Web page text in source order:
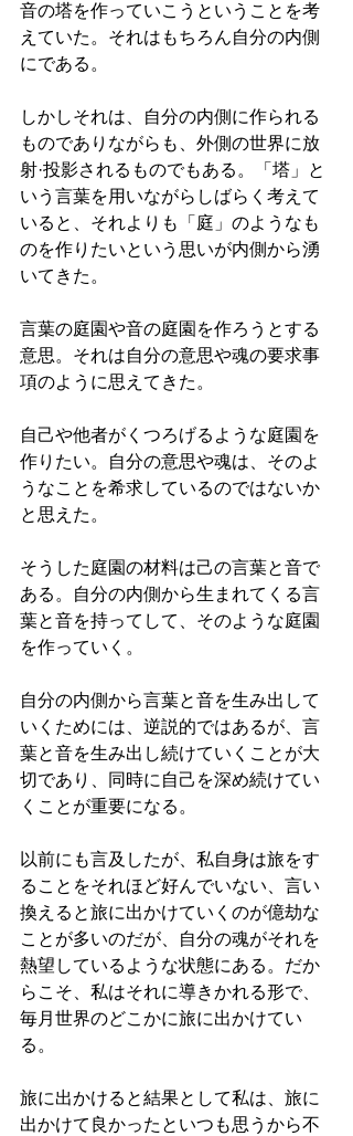
音の塔を作っていこうということを考
えていた。それはもちろん自分の内側
にである。
しかしそれは、自分の内側に作られる
ものでありながらも、外側の世界に放
射·投影されるものでもある。「塔」と
いう言葉を用いながらしばらく考えて
いると、それよりも「庭」のようなも
のを作りたいという思いが内側から湧
いてきた。
言葉の庭園や音の庭園を作ろうとする
意思。それは自分の意思や魂の要求事
項のように思えてきた。
自己や他者がくつろげるような庭園を
作りたい。自分の意思や魂は、そのよ
うなことを希求しているのではないか
と思えた。
そうした庭園の材料は己の言葉と音で
ある。自分の内側から生まれてくる言
葉と音を持ってして、そのような庭園
を作っていく。
自分の内側から言葉と音を生み出して
いくためには、逆説的ではあるが、言
葉と音を生み出し続けていくことが大
切であり、同時に自己を深め続けてい
くことが重要になる。
以前にも言及したが、私自身は旅をす
ることをそれほど好んでいない、言い
換えると旅に出かけていくのが億劫な
ことが多いのだが、自分の魂がそれを
熱望しているような状態にある。だか
らこそ、私はそれに導きかれる形で、
毎月世界のどこかに旅に出かけてい
る。
旅に出かけると結果として私は、旅に
出かけて良かったといつも思うから不